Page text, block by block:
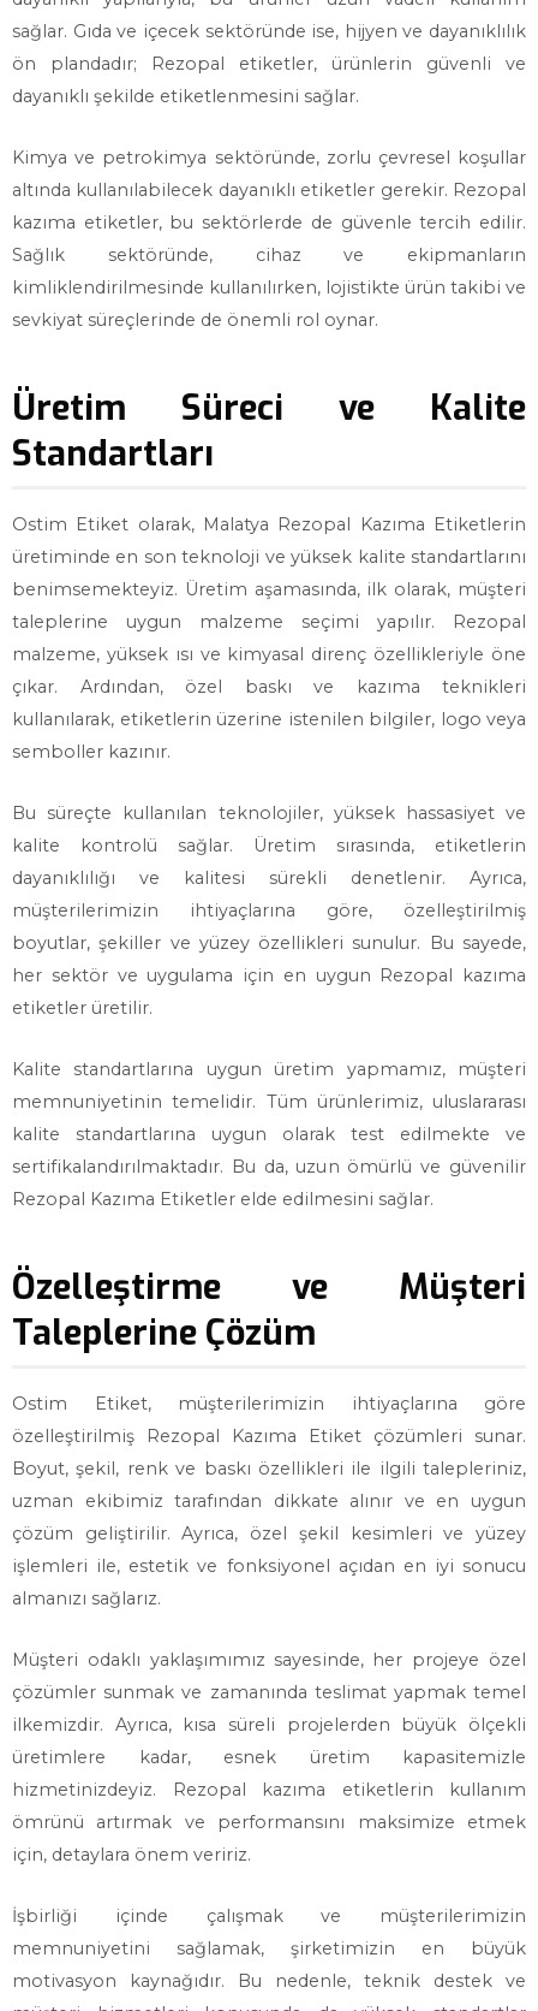
sağlar. Gıda ve içecek sektöründe ise, hijyen ve dayanıklılık
ön plandadır; Rezopal etiketler, ürünlerin güvenli ve
dayanıklı şekilde etiketlenmesini sağlar.
Kimya ve petrokimya sektöründe, zorlu çevresel koşullar
altında kullanılabilecek dayanıklı etiketler gerekir. Rezopal
kazıma etiketler, bu sektörlerde de güvenle tercih edilir.
Sağlık sektöründe, cihaz ve ekipmanların
kimliklendirilmesinde kullanılırken, lojistikte ürün takibi ve
sevkiyat süreçlerinde de önemli rol oynar.
Üretim Süreci ve Kalite
Standartları
Ostim Etiket olarak, Malatya Rezopal Kazıma Etiketlerin
üretiminde en son teknoloji ve yüksek kalite standartlarını
benimsemekteyiz. Üretim aşamasında, ilk olarak, müşteri
taleplerine uygun malzeme seçimi yapılır. Rezopal
malzeme, yüksek ısı ve kimyasal direnç özellikleriyle öne
çıkar. Ardından, özel baskı ve kazıma teknikleri
kullanılarak, etiketlerin üzerine istenilen bilgiler, logo veya
semboller kazınır.
Bu süreçte kullanılan teknolojiler, yüksek hassasiyet ve
kalite kontrolü sağlar. Üretim sırasında, etiketlerin
dayanıklılığı ve kalitesi sürekli denetlenir. Ayrıca,
müşterilerimizin ihtiyaçlarına göre, özelleştirilmiş
boyutlar, şekiller ve yüzey özellikleri sunulur. Bu sayede,
her sektör ve uygulama için en uygun Rezopal kazıma
etiketler üretilir.
Kalite standartlarına uygun üretim yapmamız, müşteri
memnuniyetinin temelidir. Tüm ürünlerimiz, uluslararası
kalite standartlarına uygun olarak test edilmekte ve
sertifikalandırılmaktadır. Bu da, uzun ömürlü ve güvenilir
Rezopal Kazıma Etiketler elde edilmesini sağlar.
Özelleştirme ve Müşteri
Taleplerine Çözüm
Ostim Etiket, müşterilerimizin ihtiyaçlarına göre
özelleştirilmiş Rezopal Kazıma Etiket çözümleri sunar.
Boyut, şekil, renk ve baskı özellikleri ile ilgili talepleriniz,
uzman ekibimiz tarafından dikkate alınır ve en uygun
çözüm geliştirilir. Ayrıca, özel şekil kesimleri ve yüzey
işlemleri ile, estetik ve fonksiyonel açıdan en iyi sonucu
almanızı sağlarız.
Müşteri odaklı yaklaşımımız sayesinde, her projeye özel
çözümler sunmak ve zamanında teslimat yapmak temel
ilkemizdir. Ayrıca, kısa süreli projelerden büyük ölçekli
üretimlere kadar, esnek üretim kapasitemizle
hizmetinizdeyiz. Rezopal kazıma etiketlerin kullanım
ömrünü artırmak ve performansını maksimize etmek
için, detaylara önem veririz.
İşbirliği içinde çalışmak ve müşterilerimizin
memnuniyetini sağlamak, şirketimizin en büyük
motivasyon kaynağıdır. Bu nedenle, teknik destek ve